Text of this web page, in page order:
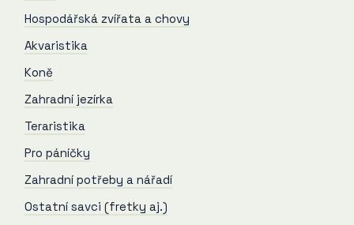
Hospodářská zvířata a chovy
Akvaristika
Koně
Zahradní jezírka
Teraristika
Pro páníčky
Zahradní potřeby a nářadí
Ostatní savci (fretky aj.)